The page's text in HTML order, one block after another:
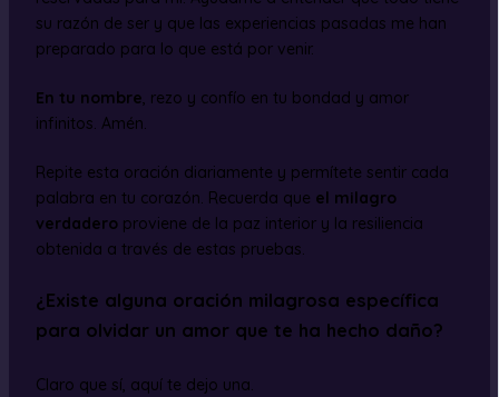
su razón de ser y que las experiencias pasadas me han
preparado para lo que está por venir.
En tu nombre , rezo y confío en tu bondad y amor
infinitos. Amén.
Repite esta oración diariamente y permítete sentir cada
palabra en tu corazón. Recuerda que el milagro
verdaderoproviene de la paz interior y la resiliencia
obtenida a través de estas pruebas.
¿Existe alguna oración milagrosa específica
para olvidar un amor que te ha hecho daño?
Claro que sí, aquí te dejo una.